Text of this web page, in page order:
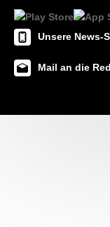
Unsere News-
Mail an die